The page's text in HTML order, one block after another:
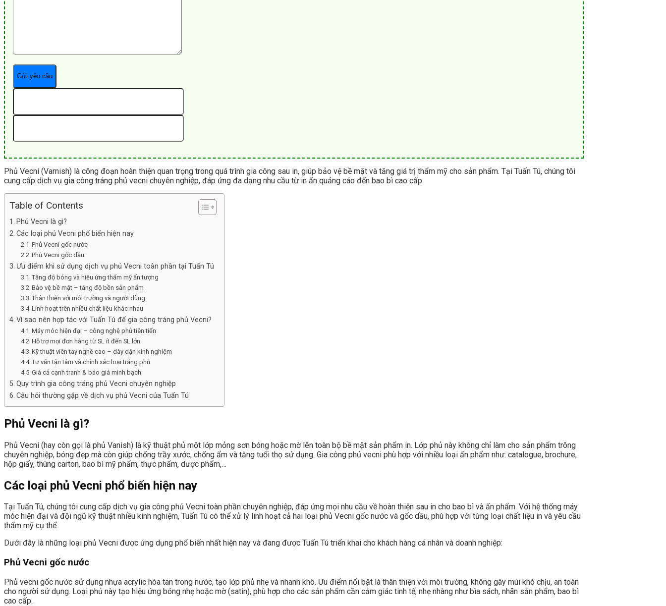
Phủ Vecni (Varnish) là công đoạn hoàn thiện quan trọng trong quá trình gia công sau in, giúp bảo vệ bề mặt và tăng giá trị thẩm mỹ cho sản phẩm. Tại Tuấn Tú, chúng tôi
cung cấp dịch vụ gia công tráng phủ vecni chuyên nghiệp, đáp ứng đa dạng nhu cầu từ in ấn quảng cáo đến bao bì cao cấp.
Table of Contents
Phủ Vecni là gì?
Các loại phủ Vecni phổ biến hiện nay
Phủ Vecni gốc nước
Phủ Vecni gốc dầu
Ưu điểm khi sử dụng dịch vụ phủ Vecni toàn phần tại Tuấn Tú
Tăng độ bóng và hiệu ứng thẩm mỹ ấn tượng
Bảo vệ bề mặt – tăng độ bền sản phẩm
Thân thiện với môi trường và người dùng
Linh hoạt trên nhiều chất liệu khác nhau
Vì sao nên hợp tác với Tuấn Tú để gia công tráng phủ Vecni?
Máy móc hiện đại – công nghệ phủ tiên tiến
Hỗ trợ mọi đơn hàng từ SL ít đến SL lớn
Kỹ thuật viên tay nghề cao – dày dặn kinh nghiệm
Tư vấn tận tâm và chính xác loại tráng phủ
Giá cả cạnh tranh & báo giá minh bạch
Quy trình gia công tráng phủ Vecni chuyên nghiệp
Câu hỏi thường gặp về dịch vụ phủ Vecni của Tuấn Tú
Phủ Vecni là gì?
Phủ Vecni (hay còn gọi là phủ Vanish) là kỹ thuật phủ một lớp mỏng sơn bóng hoặc mờ lên toàn bộ bề mặt sản phẩm in. Lớp phủ này không chỉ làm cho sản phẩm trông
chuyên nghiệp, bóng đẹp mà còn giúp chống trầy xước, chống ẩm và tăng tuổi thọ sử dụng. Gia công phủ vecni phù hợp với nhiều loại ấn phẩm như: catalogue, brochure,
hộp giấy, thùng carton, bao bì mỹ phẩm, thực phẩm, dược phẩm,…
Các loại phủ Vecni phổ biến hiện nay
Tại Tuấn Tú, chúng tôi cung cấp dịch vụ gia công phủ Vecni toàn phần chuyên nghiệp, đáp ứng mọi nhu cầu về hoàn thiện sau in cho bao bì và ấn phẩm. Với hệ thống máy
móc hiện đại và đội ngũ kỹ thuật nhiều kinh nghiệm, Tuấn Tú có thể xử lý linh hoạt cả hai loại phủ Vecni gốc nước và gốc dầu, phù hợp với từng loại chất liệu in và yêu cầu
thẩm mỹ cụ thể.
Dưới đây là những loại phủ Vecni được ứng dụng phổ biến nhất hiện nay và đang được Tuấn Tú triển khai cho khách hàng cá nhân và doanh nghiệp:
Phủ Vecni gốc nước
Phủ vecni gốc nước sử dụng nhựa acrylic hòa tan trong nước, tạo lớp phủ nhẹ và nhanh khô. Ưu điểm nổi bật là thân thiện với môi trường, không gây mùi khó chịu, an toàn
cho người sử dụng. Loại phủ này tạo hiệu ứng bóng nhẹ hoặc mờ (satin), phù hợp cho các sản phẩm cần cảm giác tinh tế, nhẹ nhàng như bìa sách, nhãn sản phẩm, bao bì
cao cấp.